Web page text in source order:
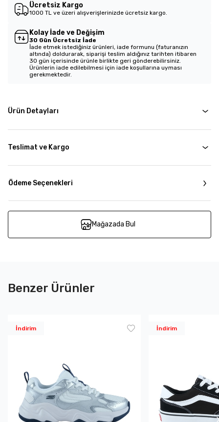
Ücretsiz Kargo
1000 TL ve üzeri alışverişlerinizde ücretsiz kargo.
Kolay İade ve Değişim
30 Gün Ücretsiz İade
İade etmek istediğiniz ürünleri, iade formunu (faturanızın
altında) doldurarak, siparişi teslim aldığınız tarihten itibaren
30 gün içerisinde ürünle birlikte geri gönderebilirsiniz.
Ürünlerin iade edilebilmesi için iade koşullarına uyması
gerekmektedir.
Ürün Detayları
Teslimat ve Kargo
Ödeme Seçenekleri
Mağazada Bul
Benzer Ürünler
İndirim İndirim